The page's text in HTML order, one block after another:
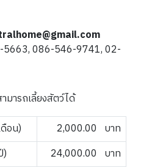
086-546-9741, 02-
มารถเลี้ยงสัตว์ได้
อน)
2,000.00 บาท
)
24,000.00 บาท